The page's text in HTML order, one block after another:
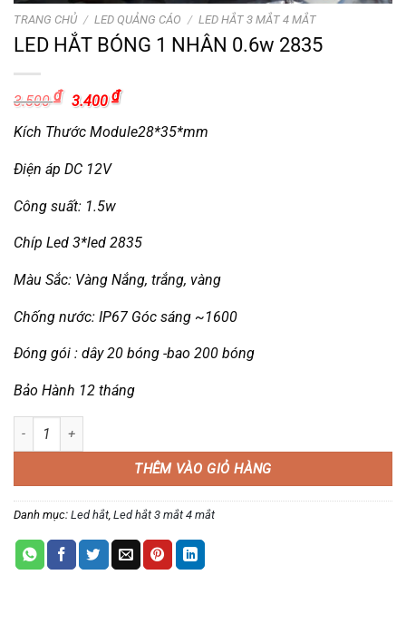
TRANG CHỦ / LED QUẢNG CÁO / LED HẮT 3 MẮT 4 MẮT
LED HẮT BÓNG 1 NHÂN 0.6w 2835
3.500₫
Giá
gốc
là:
3.500 ₫.
3.400₫Giá
hiện
tại
là:
Kích Thước Module28*35*mm
Điện áp DC 12V
Công suất: 1.5w
Chíp Led 3*led 2835
Màu Sắc: Vàng Nắng, trắng, vàng
Chống nước: IP67 Góc sáng ~1600
Đóng gói : dây 20 bóng -bao 200 bóng
Bảo Hành 12 tháng
LED HẮT BÓNG 1 NHÂN 0.6w 2835 số lượng
THÊM VÀO GIỎ HÀNG
Danh mục: Led hắt Led hắt 3 mắt 4 mắt